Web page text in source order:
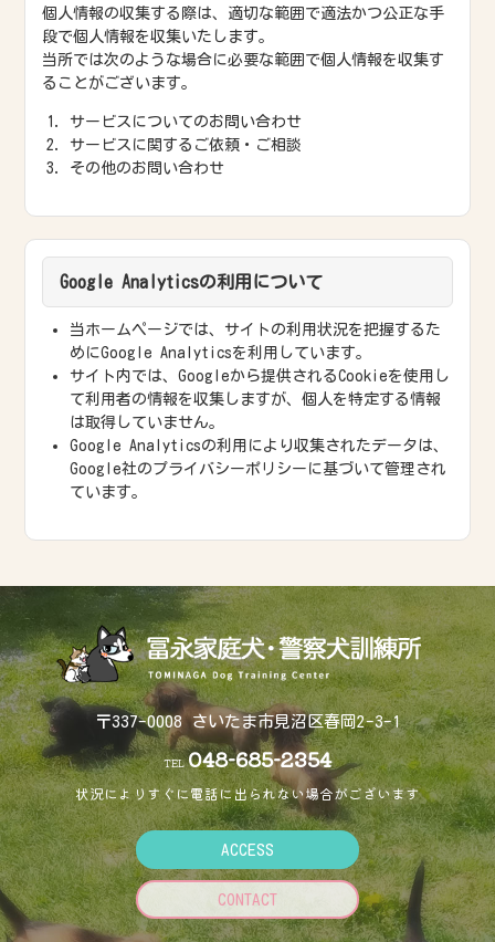
個人情報の収集する際は、適切な範囲で適法かつ公正な手
段で個人情報を収集いたします。
当所では次のような場合に必要な範囲で個人情報を収集す
ることがございます。
サービスについてのお問い合わせ
サービスに関するご依頼・ご相談
その他のお問い合わせ
Google Analyticsの利用について
当ホームページでは、サイトの利用状況を把握するた
めにGoogle Analyticsを利用しています。
サイト内では、Googleから提供されるCookieを使用し
て利用者の情報を収集しますが、個人を特定する情報
は取得していません。
Google Analyticsの利用により収集されたデータは、
Google社のプライバシーポリシーに基づいて管理され
ています。
〒337-0008 さいたま市見沼区春岡2-3-1
TEL048-685-2354
状況によりすぐに電話に出られない場合がございます
ACCESS
CONTACT